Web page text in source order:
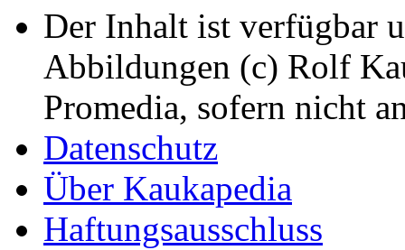
Der Inhalt ist verfügbar
Abbildungen (c) Rolf
Promedia, sofern nicht
Datenschutz
Über Kaukapedia
Haftungsausschluss